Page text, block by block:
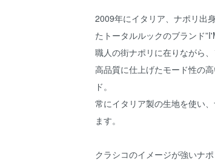
2009年にイタリア、ナポリ出
たトータルルックのブランド
職人の街ナポリに在りながら
高品質に仕上げたモード性の
ド。
常にイタリア製の生地を使い
ます。
クラシコのイメージが強いナ